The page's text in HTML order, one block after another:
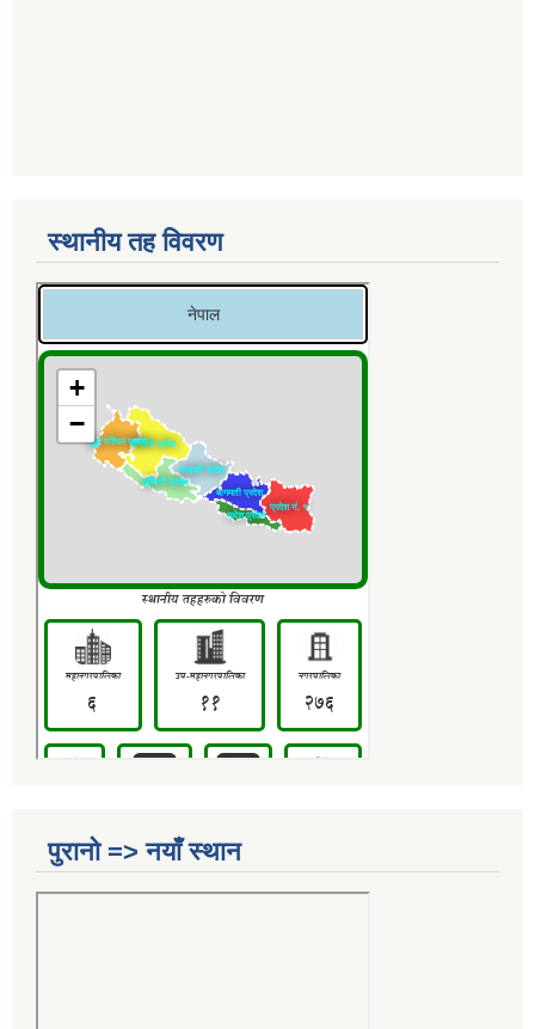
स्थानीय तह विवरण
पुरानो => नयाँ स्थान